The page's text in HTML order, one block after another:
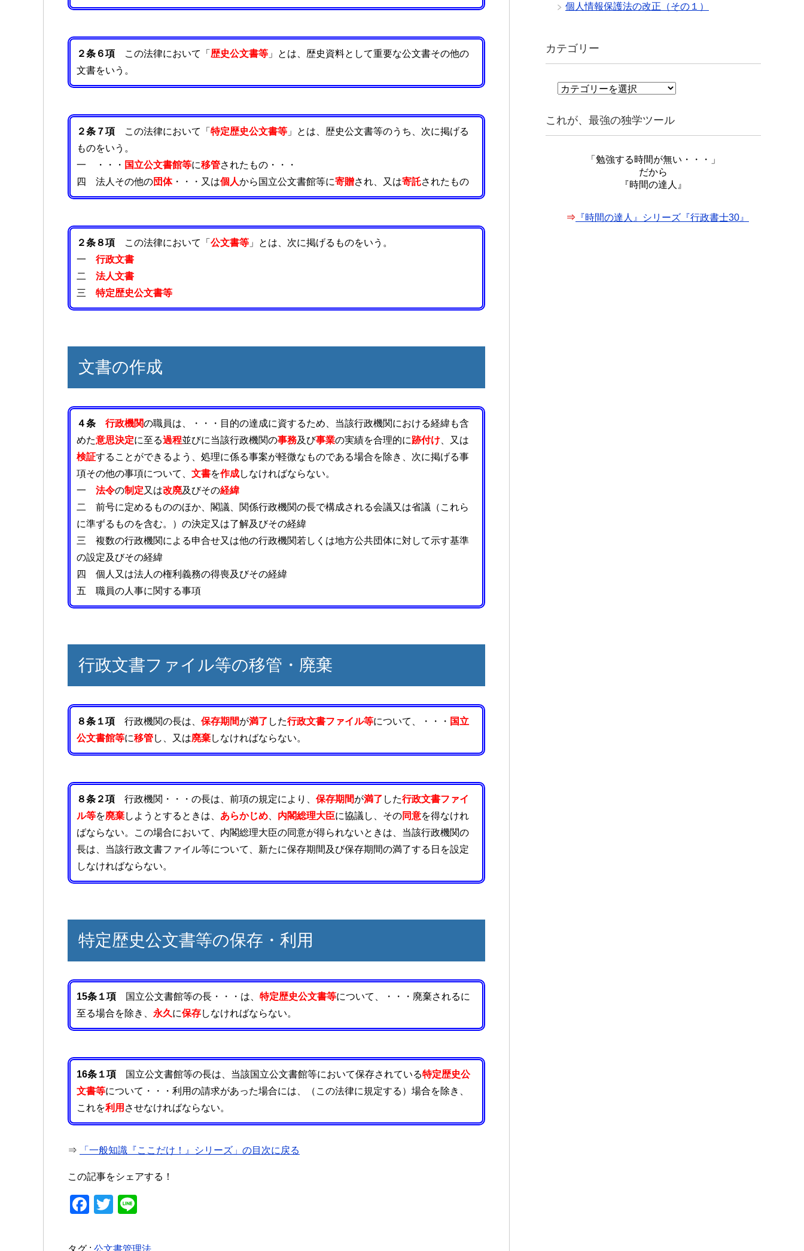
２条６項 この法律において「 歴史公文書等 」とは、歴史資料として重要な公文書その他の
文書をいう。
２条７項 この法律において「 特定歴史公文書等 」とは、歴史公文書等のうち、次に掲げる
ものをいう。
一 ・・・ 国立公文書館等に移管されたもの・・・
四 法人その他の団体・・・又は個人から国立公文書館等に寄贈され、又は寄託されたもの
２条８項 この法律において「 公文書等 」とは、次に掲げるものをいう。
一 行政文書
二 法人文書
三 特定歴史公文書等
文書の作成
４条 行政機関の職員は、・・・目的の達成に資するため、当該行政機関における経緯も含
めた意思決定に至る過程並びに当該行政機関の事務及び事業の実績を合理的に跡付け 、又は
検証することができるよう、処理に係る事案が軽微なものである場合を除き、次に掲げる事
項その他の事項について、 文書を作成しなければならない。
一 法令の制定又は改廃及びその経緯
二 前号に定めるもののほか、閣議、関係行政機関の長で構成される会議又は省議（これら
に準ずるものを含む。）の決定又は了解及びその経緯
三 複数の行政機関による申合せ又は他の行政機関若しくは地方公共団体に対して示す基準
の設定及びその経緯
四 個人又は法人の権利義務の得喪及びその経緯
五 職員の人事に関する事項
行政文書ファイル等の移管・廃棄
８条１項 行政機関の長は、 保存期間が満了 した行政文書ファイル等について、・・・ 国立
公文書館等に移管し、又は廃棄しなければならない。
８条２項 行政機関・・・の長は、前項の規定により、 保存期間が満了 した行政文書ファイ
ル等を廃棄しようとするときは、 あらかじめ 内閣総理大臣に協議し、その同意を得なけれ
ばならない。この場合において、内閣総理大臣の同意が得られないときは、当該行政機関の
長は、当該行政文書ファイル等について、新たに保存期間及び保存期間の満了する日を設定
しなければならない。
特定歴史公文書等の保存・利用
15条１項 国立公文書館等の長・・・は、 特定歴史公文書等について、・・・廃棄されるに
至る場合を除き、 永久に保存しなければならない。
16条１項 国立公文書館等の長は、当該国立公文書館等において保存されている特定歴史公
文書等について・・・利用の請求があった場合には、（この法律に規定する）場合を除き、
これを利用 させなければならない。
⇒ 「一般知識『ここだけ！』シリーズ」の目次に戻る
この記事をシェアする！
F
c
T
tt
e
個人情報保護法の改正（その１）
カテゴリー
カ
リ
ー
これが、最強の独学ツール
「勉強する時間が無い・・・」
だから
『時間の達人』
⇒ 『時間の達人』シリーズ『行政書士30』